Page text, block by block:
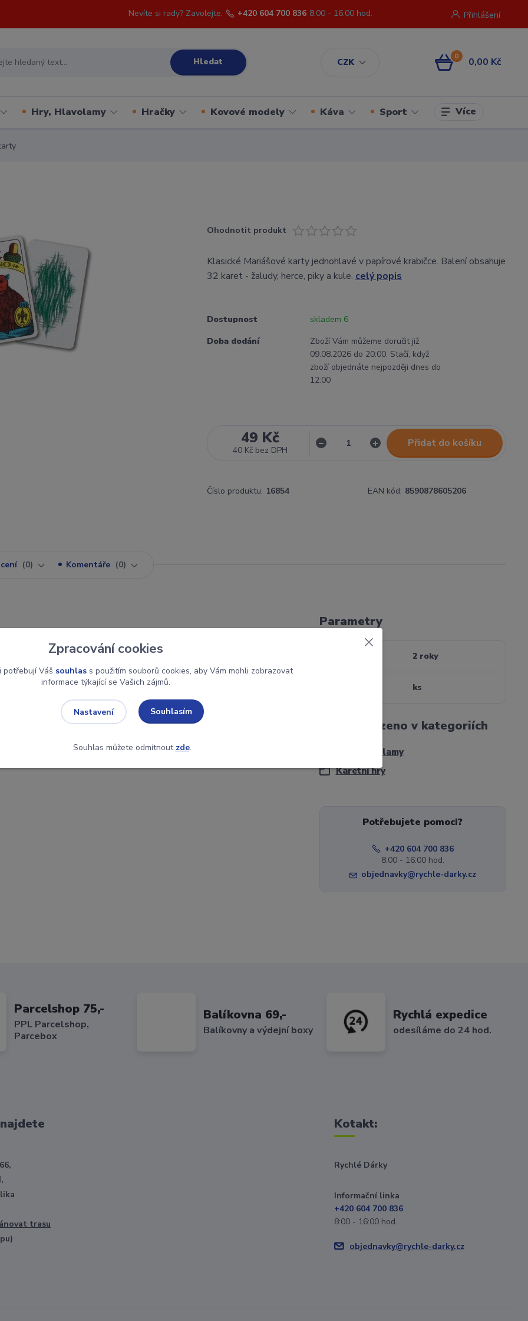
CZK
Přihlášení
Hledat
Nevíte si rady? Zavolejte. +420 604 700 836 8:00 - 16:00 hod.
0 0,00 Kč
Hry, Hlavolamy Hračky Kovové modely Káva Sport Více
Ohodnotit produkt
Klasické Mariášové karty jednohlavé v papírové krabičce. Balení obsahuje
32 karet - žaludy, herce, piky a kule. celý popis
Dostupnost
skladem 6
Doba dodání
Zboží Vám můžeme doručit již
09.08.2026 do 20:00. Stačí, když
zboží objednáte nejpozději dnes do
12:00
49 Kč
40 Kč bez DPH
Přidat do košíku
Číslo produktu: 16854 EAN kód: 8590878605206
0 Komentáře 0
obsahuje 32 karet - žaludy, herce, piky a kule.
Parametry
2 roky
ks
Zboží zařazeno v kategoriích
Hry, Hlavolamy
Karetní hry
Potřebujete pomoci?
+420 604 700 836
8:00 - 16:00 hod.
objednavky@rychle-darky.cz
Parcelshop 75,-
PPL Parcelshop,
Parcebox
Balíkovna 69,-
Balíkovny a výdejní boxy
Rychlá expedice
odesíláme do 24 hod.
trasu
Kotakt:
Rychlé Dárky
Informační linka
+420 604 700 836
8:00 - 16:00 hod.
objednavky@rychle-darky.cz
Zpracování cookies
Váš souhlass použitím souborů cookies, aby Vám mohli zobrazovat
informace týkající se Vašich zájmů.
Nastavení Souhlasím
Souhlas můžete odmítnout zde.